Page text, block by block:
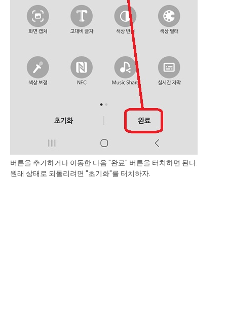
버튼을 추가하거나 이동한 다음 "완료" 버튼을 터치하면 된다.
원래 상태로 되돌리려면 "초기화"를 터치하자.